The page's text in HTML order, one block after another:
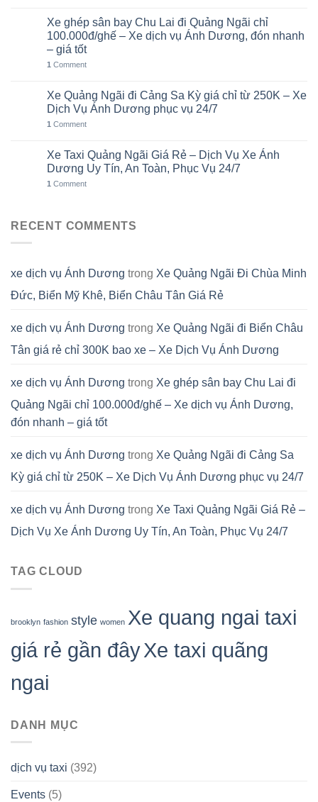
Xe ghép sân bay Chu Lai đi Quảng Ngãi chỉ
100.000đ/ghế – Xe dịch vụ Ánh Dương, đón nhanh
– giá tốt
1 Comment
Xe Quảng Ngãi đi Cảng Sa Kỳ giá chỉ từ 250K – Xe
Dịch Vụ Ánh Dương phục vụ 24/7
1 Comment
Xe Taxi Quảng Ngãi Giá Rẻ – Dịch Vụ Xe Ánh
Dương Uy Tín, An Toàn, Phục Vụ 24/7
1 Comment
RECENT COMMENTS
xe dịch vụ Ánh Dương trong Xe Quảng Ngãi Đi Chùa Minh
Đức, Biển Mỹ Khê, Biển Châu Tân Giá Rẻ
xe dịch vụ Ánh Dương trong Xe Quảng Ngãi đi Biển Châu
Tân giá rẻ chỉ 300K bao xe – Xe Dịch Vụ Ánh Dương
xe dịch vụ Ánh Dương trong Xe ghép sân bay Chu Lai đi
Quảng Ngãi chỉ 100.000đ/ghế – Xe dịch vụ Ánh Dương,
đón nhanh – giá tốt
xe dịch vụ Ánh Dương trong Xe Quảng Ngãi đi Cảng Sa
Kỳ giá chỉ từ 250K – Xe Dịch Vụ Ánh Dương phục vụ 24/7
xe dịch vụ Ánh Dương trong Xe Taxi Quảng Ngãi Giá Rẻ –
Dịch Vụ Xe Ánh Dương Uy Tín, An Toàn, Phục Vụ 24/7
TAG CLOUD
brooklyn fashion style women Xe quang ngai taxi
giá rẻ gần đâyXe taxi quãng
ngai
DANH MỤC
dịch vụ taxi (392)
Events (5)